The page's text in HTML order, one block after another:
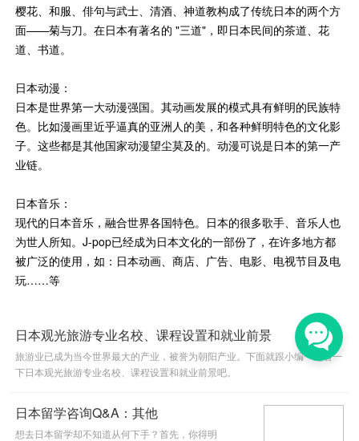
樱花、和服、俳句与武士、清酒、神道教构成了传统日本的两个方
面——菊与刀。在日本有著名的 "三道"，即日本民间的茶道、花
道、书道。
日本动漫：
日本是世界第一大动漫强国。其动画发展的模式具有鲜明的民族特
色。比如漫画里近乎逼真的亚洲人的美，和各种鲜明特色的文化影
子。这些都是其他国家动漫望尘莫及的。动漫可说是日本的第一产
业链。
日本音乐：
现代的日本音乐，融合世界各国特色。日本的很多歌手、音乐人也
为世人所知。J-pop已经成为日本文化的一部份了，在许多地方都
被广泛的使用，如：日本动画、商店、广告、电影、电视节目及电
玩……等
日本观光旅游专业名校、课程设置和就业前景
旅游业已成为当今世界最大的产业，被誉为朝阳产业。下面就跟小编一起看一
下日本观光旅游专业名校、课程设置和就业前景吧。
日本留学咨询Q&A：其他
想去日本留学却不知道从何下手？首先，你得明